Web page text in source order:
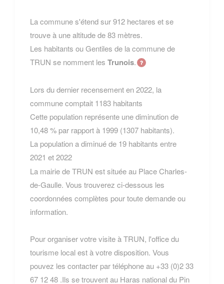
La commune s'étend sur 912 hectares et se
trouve à une altitude de 83 mètres.
Les habitants ou Gentiles de la commune de
TRUN se nomment les Trunois.
Lors du dernier recensement en 2022, la
commune comptait 1183 habitants
Cette population représente une diminution de
10,48 % par rapport à 1999 (1307 habitants).
La population a diminué de 19 habitants entre
2021 et 2022
La mairie de TRUN est située au Place Charles-
de-Gaulle. Vous trouverez ci-dessous les
coordonnées complètes pour toute demande ou
information.
Pour organiser votre visite à TRUN, l'office du
tourisme local est à votre disposition. Vous
pouvez les contacter par téléphone au +33 (0)2 33
67 12 48 .Ils se trouvent au Haras national du Pin